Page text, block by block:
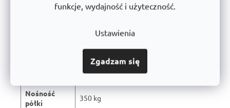
funkcje, wydajność i użyteczność.
Ustawienia
Zgadzam się
Porównanie z typowymi regałami
W wyniku recenzji użytkowników produkt
otrzymał ocenę 🏆
Nośność
półki
350 kg